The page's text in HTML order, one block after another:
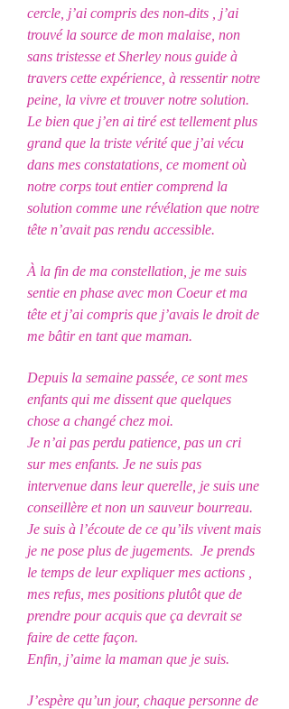
cercle, j’ai compris des non-dits , j’ai
trouvé la source de mon malaise, non
sans tristesse et Sherley nous guide à
travers cette expérience, à ressentir notre
peine, la vivre et trouver notre solution.
Le bien que j’en ai tiré est tellement plus
grand que la triste vérité que j’ai vécu
dans mes constatations, ce moment où
notre corps tout entier comprend la
solution comme une révélation que notre
tête n’avait pas rendu accessible.
À la fin de ma constellation, je me suis
sentie en phase avec mon Coeur et ma
tête et j’ai compris que j’avais le droit de
me bâtir en tant que maman.
Depuis la semaine passée, ce sont mes
enfants qui me dissent que quelques
chose a changé chez moi.
Je n’ai pas perdu patience, pas un cri
sur mes enfants. Je ne suis pas
intervenue dans leur querelle, je suis une
conseillère et non un sauveur bourreau.
Je suis à l’écoute de ce qu’ils vivent mais
je ne pose plus de jugements. Je prends
le temps de leur expliquer mes actions ,
mes refus, mes positions plutôt que de
prendre pour acquis que ça devrait se
faire de cette façon.
Enfin, j’aime la maman que je suis.
J’espère qu’un jour, chaque personne de